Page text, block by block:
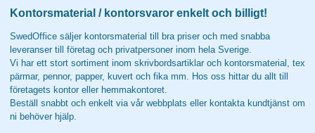
Kontorsmaterial / kontorsvaror enkelt och billigt!
SwedOffice säljer kontorsmaterial till bra priser och med snabba
leveranser till företag och privatpersoner inom hela Sverige.
Vi har ett stort sortiment inom skrivbordsartiklar och kontorsmaterial, tex
pärmar, pennor, papper, kuvert och fika mm. Hos oss hittar du allt till
företagets kontor eller hemmakontoret.
Beställ snabbt och enkelt via vår webbplats eller kontakta kundtjänst om
ni behöver hjälp.